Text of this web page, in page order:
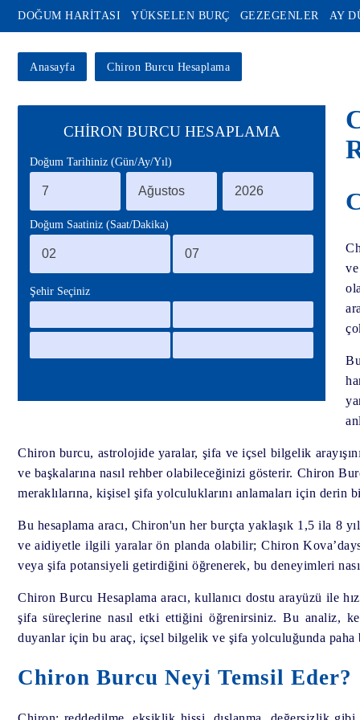
DOĞUM HARİTASI YÜKSELEN BURÇ GEZEGENLER AY
Anasayfa Chiron Burcu Hesaplama
CHİRON BURCU HESAPLAMA
Doğum Tarihiniz (Gün/Ay/Yıl)
Doğum Saatiniz (Saat/Dakika)
Şehir Seçiniz
Chiron burcu, astrolojide yaralar, şifa ve içsel bilgelik
ve başkalarına nasıl rehber olabileceğinizi gösterir. Chiron
meraklılarına, kişisel şifa yolculuklarını anlamaları için derin
Bu hesaplama aracı, Chiron'un her burçta yaklaşık 1,5 ila 8
ve aidiyetle ilgili yaralar ön planda olabilir; Chiron
veya şifa potansiyeli getirdiğini öğrenerek, bu deneyimleri
Chiron Burcu Hesaplama aracı, kullanıcı dostu arayüzü ile
şifa süreçlerine nasıl etki ettiğini öğrenirsiniz. Bu analiz,
duyanlar için bu araç, içsel bilgelik ve şifa yolculuğunda paha
Chiron Burcu Neyi Temsil Eder?